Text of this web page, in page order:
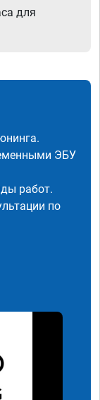
для
ЭБУ
работ.
по